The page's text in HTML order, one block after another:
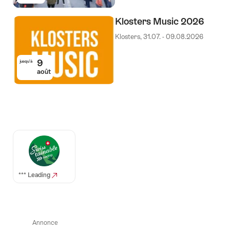
jusqu’à 9
août
Klosters Music 2026
Klosters, 31.07. - 09.08.2026
Auszeichnungen
*** Leading
Annonce